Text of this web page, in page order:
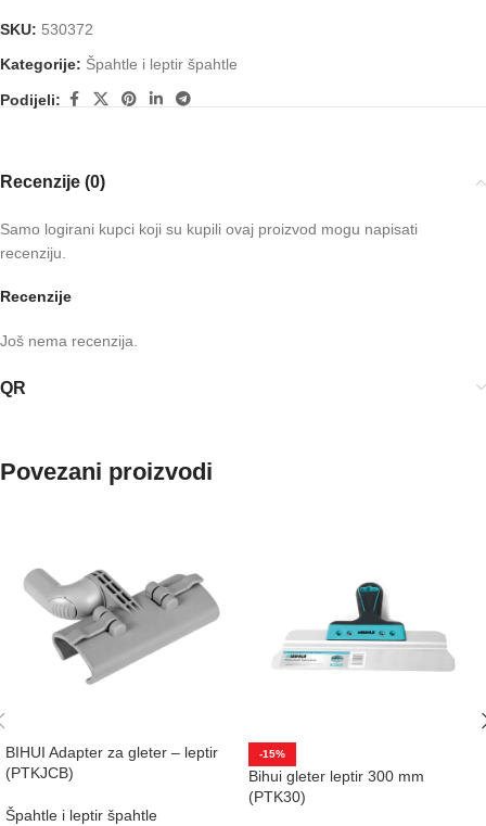
SKU: 530372
Kategorije: Špahtle i leptir špahtle
Podijeli:
Recenzije (0)
Recenzije
Još nema recenzija.
Samo logirani kupci koji su kupili ovaj proizvod mogu napisati
recenziju.
QR
Povezani proizvodi
BIHUI Adapter za gleter – leptir
(PTKJCB)
Špahtle i leptir špahtle
-15%
Bihui gleter leptir 300 mm
(PTK30)